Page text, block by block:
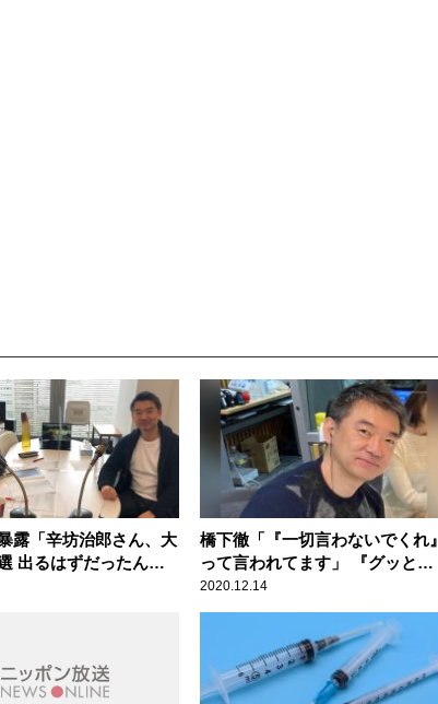
露「辛坊治郎さん、大
出るはずだったんで
橋下徹「『一切言わないでくれ』
って言われてます」 『グッとラ
ック！』の今後の報道について振
られ
2020.12.14